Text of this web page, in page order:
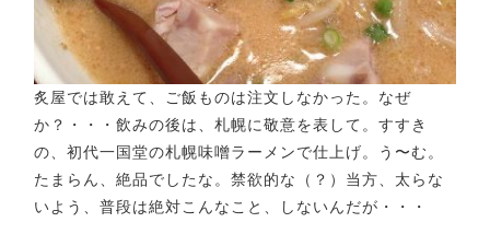
炙屋では敢えて、ご飯ものは注文しなかった。なぜ
か？・・・飲みの後は、札幌に敬意を表して。すすき
の、初代一国堂の札幌味噌ラーメンで仕上げ。う〜む。
たまらん、絶品でしたな。禁欲的な（？）当方、太らな
いよう、普段は絶対こんなこと、しないんだが・・・